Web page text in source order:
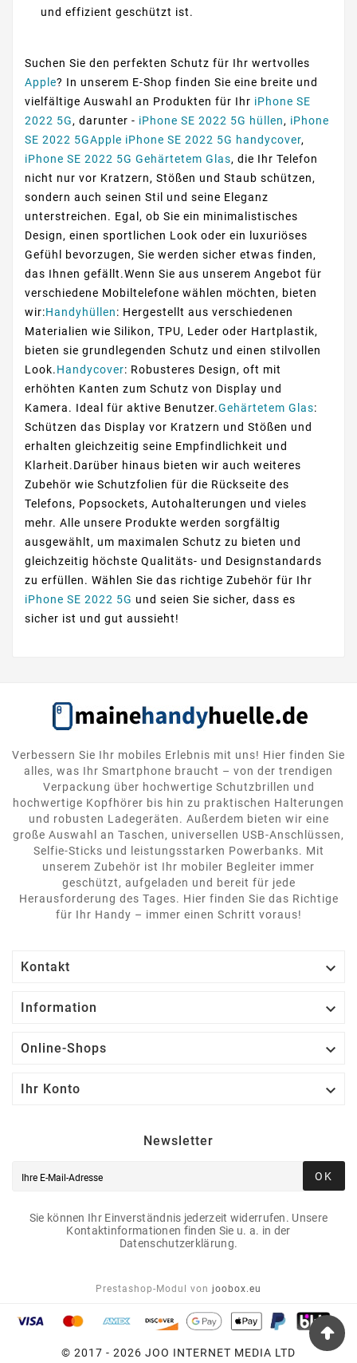
und effizient geschützt ist.
Suchen Sie den perfekten Schutz für Ihr wertvolles
Apple? In unserem E-Shop finden Sie eine breite und
vielfältige Auswahl an Produkten für Ihr iPhone SE
2022 5G, darunter - iPhone SE 2022 5G hüllen, iPhone
SE 2022 5GApple iPhone SE 2022 5G handycover,
iPhone SE 2022 5G Gehärtetem Glas, die Ihr Telefon
nicht nur vor Kratzern, Stößen und Staub schützen,
sondern auch seinen Stil und seine Eleganz
unterstreichen. Egal, ob Sie ein minimalistisches
Design, einen sportlichen Look oder ein luxuriöses
Gefühl bevorzugen, Sie werden sicher etwas finden,
das Ihnen gefällt.Wenn Sie aus unserem Angebot für
verschiedene Mobiltelefone wählen möchten, bieten
wir:Handyhüllen: Hergestellt aus verschiedenen
Materialien wie Silikon, TPU, Leder oder Hartplastik,
bieten sie grundlegenden Schutz und einen stilvollen
Look.Handycover: Robusteres Design, oft mit
erhöhten Kanten zum Schutz von Display und
Kamera. Ideal für aktive Benutzer.Gehärtetem Glas:
Schützen das Display vor Kratzern und Stößen und
erhalten gleichzeitig seine Empfindlichkeit und
Klarheit.Darüber hinaus bieten wir auch weiteres
Zubehör wie Schutzfolien für die Rückseite des
Telefons, Popsockets, Autohalterungen und vieles
mehr. Alle unsere Produkte werden sorgfältig
ausgewählt, um maximalen Schutz zu bieten und
gleichzeitig höchste Qualitäts- und Designstandards
zu erfüllen. Wählen Sie das richtige Zubehör für Ihr
iPhone SE 2022 5G und seien Sie sicher, dass es
sicher ist und gut aussieht!
Verbessern Sie Ihr mobiles Erlebnis mit uns! Hier finden Sie
alles, was Ihr Smartphone braucht – von der trendigen
Verpackung über hochwertige Schutzbrillen und
hochwertige Kopfhörer bis hin zu praktischen Halterungen
und robusten Ladegeräten. Außerdem bieten wir eine
große Auswahl an Taschen, universellen USB-Anschlüssen,
Selfie-Sticks und leistungsstarken Powerbanks. Mit
unserem Zubehör ist Ihr mobiler Begleiter immer
geschützt, aufgeladen und bereit für jede
Herausforderung des Tages. Hier finden Sie das Richtige
für Ihr Handy – immer einen Schritt voraus!
Kontakt 
Information 
Online-Shops 
Ihr Konto 
Newsletter
OK
Sie können Ihr Einverständnis jederzeit widerrufen. Unsere
Kontaktinformationen finden Sie u. a. in der
Datenschutzerklärung.
Prestashop-Modul von joobox.eu
© 2017 - 2026 JOO INTERNET MEDIA LTD